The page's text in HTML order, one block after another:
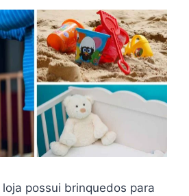
possui brinquedos para